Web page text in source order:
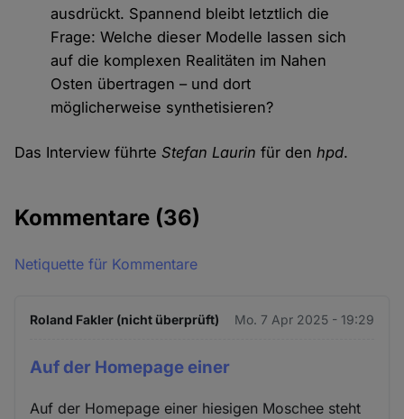
ausdrückt. Spannend bleibt letztlich die
Frage: Welche dieser Modelle lassen sich
auf die komplexen Realitäten im Nahen
Osten übertragen – und dort
möglicherweise synthetisieren?
Das Interview führteStefan Laurin für denhpd.
Kommentare (36)
Netiquette für Kommentare
Roland Fakler (nicht überprüft) Mo. 7 Apr 2025 - 19:29
Auf der Homepage einer
Auf der Homepage einer hiesigen Moschee steht